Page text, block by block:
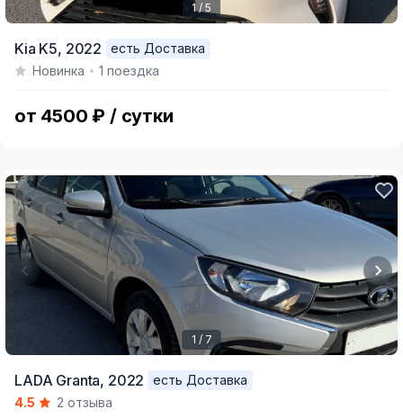
of
1 / 5
Kia K5, 2022
есть Доставка
Новинка
1 поездка
от 4500 ₽ / сутки
of
1 / 7
LADA Granta, 2022
есть Доставка
4.5
2 отзыва